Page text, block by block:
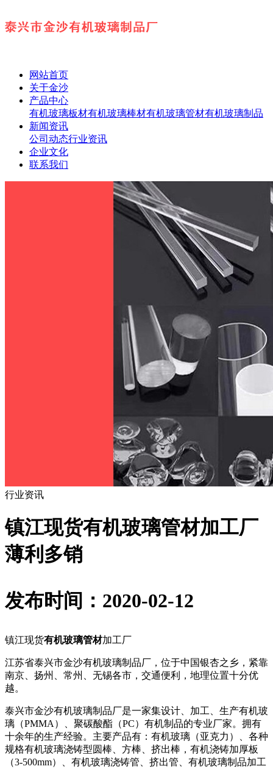
网站首页
关于金沙
产品中心
有机玻璃板材有机玻璃棒材有机玻璃管材有机玻璃制品
新闻资讯
公司动态行业资讯
企业文化
联系我们
行业资讯
镇江现货有机玻璃管材加工厂
薄利多销
发布时间：2020-02-12
镇江现货有机玻璃管材加工厂
江苏省泰兴市金沙有机玻璃制品厂，位于中国银杏之乡，紧靠
南京、扬州、常州、无锡各市，交通便利，地理位置十分优
越。
泰兴市金沙有机玻璃制品厂是一家集设计、加工、生产有机玻
璃（PMMA）、聚碳酸酯（PC）有机制品的专业厂家。拥有
十余年的生产经验。主要产品有：有机玻璃（亚克力）、各种
规格有机玻璃浇铸型圆棒、方棒、挤出棒，有机浇铸加厚板
（3-500mm）、有机玻璃浇铸管、挤出管、有机玻璃制品加工